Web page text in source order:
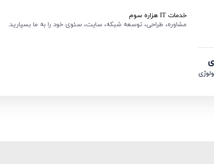
خدمات IT هزاره سوم
مشاوره، طراحی، توسعه شبکه، سایت، سئوی خود را به ما بسپارید.